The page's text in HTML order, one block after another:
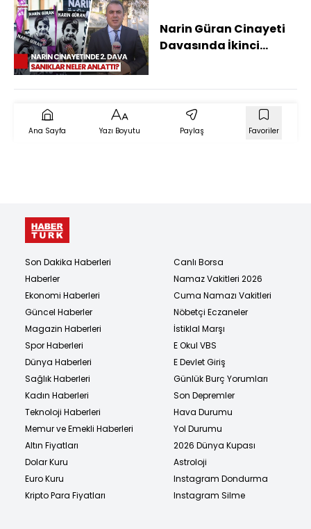
Narin Güran Cinayeti
Davasında İkinci
Ana Sayfa Yazı Boyutu Paylaş Favoriler
Son Dakika Haberleri
Haberler
Ekonomi Haberleri
Güncel Haberler
Magazin Haberleri
Spor Haberleri
Dünya Haberleri
Sağlık Haberleri
Kadın Haberleri
Teknoloji Haberleri
Memur ve Emekli Haberleri
Altın Fiyatları
Dolar Kuru
Euro Kuru
Kripto Para Fiyatları
Canlı Borsa
Namaz Vakitleri 2026
Cuma Namazı Vakitleri
Nöbetçi Eczaneler
İstiklal Marşı
E Okul VBS
E Devlet Giriş
Günlük Burç Yorumları
Son Depremler
Hava Durumu
Yol Durumu
2026 Dünya Kupası
Astroloji
Instagram Dondurma
Instagram Silme